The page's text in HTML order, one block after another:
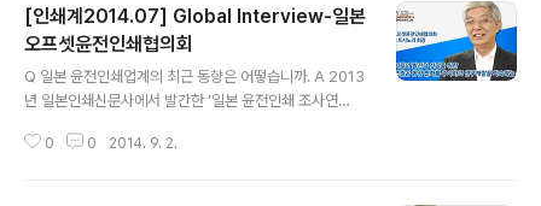
있는가에 대해 그의 의견을 이야기하고 있다. 그리고 이와
더불어 지속가능성 있는 패키징을 위해 기업과 소비자가
노력해야 할 부분은 무엇인지에 대해서도 그의 의견을 제
시했다. Q 아티스트인 크리스토씨는 ‘패키징은 엄숙한 약
한 약속이다’라는 뜻은 패키징은 제품 물질에 대한 예언이
[인쇄계2014.07] Global Interview-일본
오프셋윤전인쇄협의회
Q 일본 윤전인쇄업계의 최근 동향은 어떻습니까. A 2013
년 일본인쇄신문사에서 발간한 ‘일본 윤전인쇄 조사연
소인쇄회사에서 가동하고 있는 오프셋윤전기의 가동상황
0 0 2014. 9. 2.